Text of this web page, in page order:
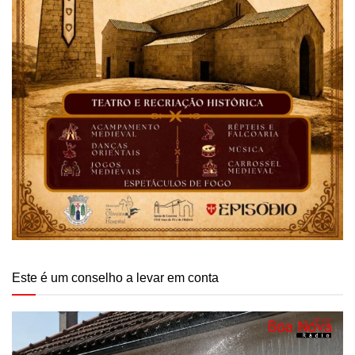
Este é um conselho a levar em conta